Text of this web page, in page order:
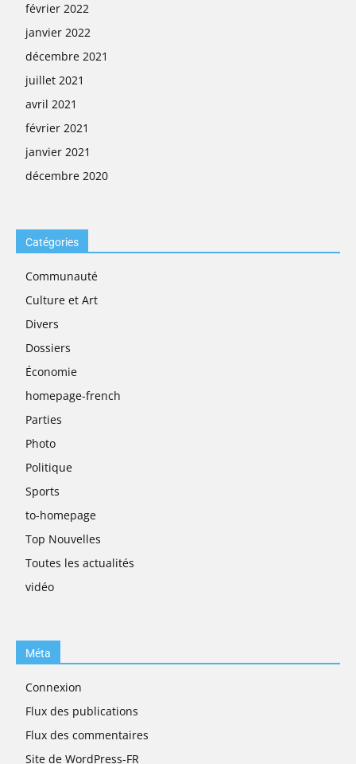
février 2022
janvier 2022
décembre 2021
juillet 2021
avril 2021
février 2021
janvier 2021
décembre 2020
Catégories
Communauté
Culture et Art
Divers
Dossiers
Économie
homepage-french
Parties
Photo
Politique
Sports
to-homepage
Top Nouvelles
Toutes les actualités
vidéo
Méta
Connexion
Flux des publications
Flux des commentaires
Site de WordPress-FR